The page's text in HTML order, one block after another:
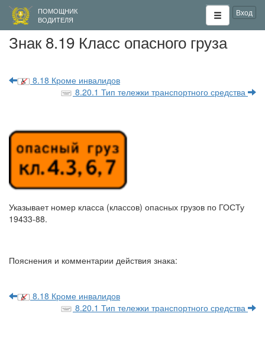
ПОМОЩНИК
ВОДИТЕЛЯ
Вход
Знак 8.19 Класс опасного груза
8.18 Кроме инвалидов
8.20.1 Тип тележки транспортного средства
Указывает номер класса (классов) опасных грузов по ГОСТу
19433-88.
Пояснения и комментарии действия знака:
8.18 Кроме инвалидов
8.20.1 Тип тележки транспортного средства